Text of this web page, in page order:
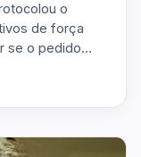
o
de força
se o pedido
terça-feira